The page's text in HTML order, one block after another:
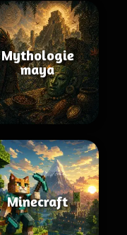
Mythologie
maya
Minecraft